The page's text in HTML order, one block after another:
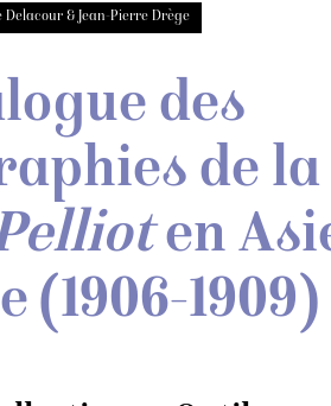
Delacour & Jean-Pierre Drège
des
de la
en
(1906-1909)